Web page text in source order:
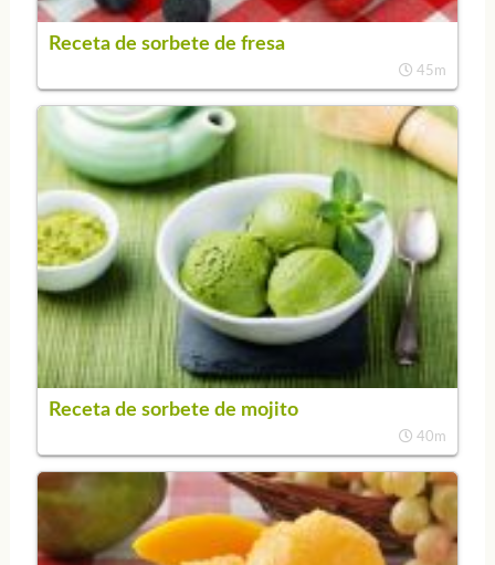
Receta de sorbete de fresa
45m
Receta de sorbete de mojito
40m